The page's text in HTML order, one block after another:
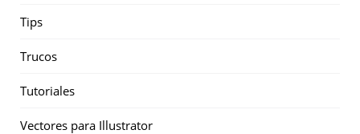
Tips
Trucos
Tutoriales
Vectores para Illustrator